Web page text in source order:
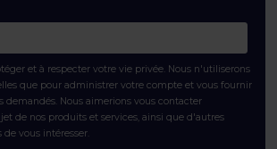
et à respecter votre vie privée. Nous n'utiliserons
que pour administrer votre compte et vous fournir
demandés. Nous aimerions vous contacter
de nos produits et services, ainsi que d'autres
vous intéresser.